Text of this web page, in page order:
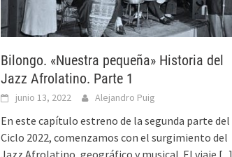
Bilongo. «Nuestra pequeña» Historia del
Jazz Afrolatino. Parte 1
junio 13, 2022 Alejandro Puig
En este capítulo estreno de la segunda parte del
Ciclo 2022, comenzamos con el surgimiento del
Jazz Afrolatino, geográfico y musical. El viaje [...]